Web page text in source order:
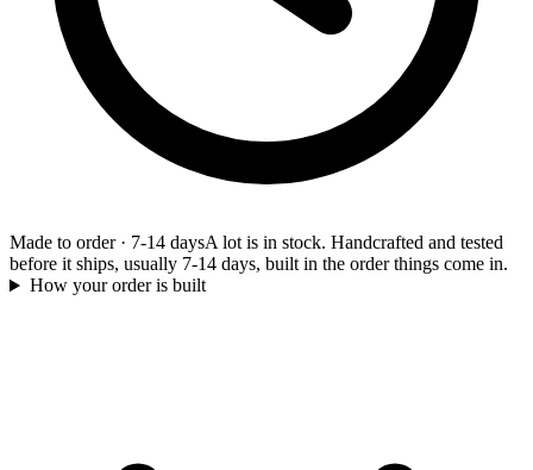
Made to order· 7-14 daysA lot is in stock. Handcrafted and tested
before it ships, usually 7-14 days, built in the order things come in.
How your order is built